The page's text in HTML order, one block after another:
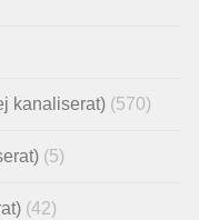
kanaliserat) (570)
(5)
(42)